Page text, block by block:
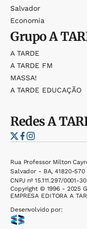
Salvador
Economia
GrupoA
A TARDE
A TARDE FM
MASSA!
A TARDE EDUCAÇÃO
RedesA
Rua Professor Milton
Salvador - BA, 41820-570
CNPJ nº 15.111.297/0001-30
Copyright © 1996 - 2025
EMPRESA EDITORA A
Desenvolvido por: